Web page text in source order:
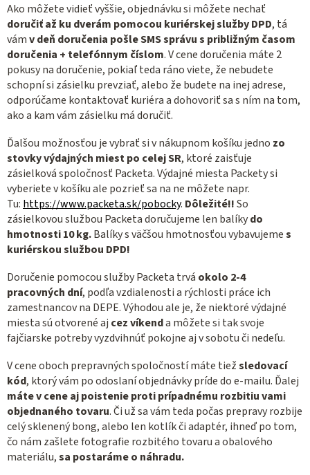
Ako môžete vidieť vyššie, objednávku si môžete nechať
doručiť až ku dverám pomocou kuriérskej služby DPD, tá
vámv deň doručenia pošle SMS správu s približným časom
doručenia + telefónnym číslom. V cene doručenia máte 2
pokusy na doručenie, pokiaľ teda ráno viete, že nebudete
schopní si zásielku prevziať, alebo že budete na inej adrese,
odporúčame kontaktovať kuriéra a dohovoriť sa s ním na tom,
ako a kam vám zásielku má doručiť.
Ďalšou možnosťou je vybrať si v nákupnom košíku jedno zo
stovky výdajných miest po celej SR, ktoré zaisťuje
zásielková spoločnosť Packeta. Výdajné miesta Packety si
vyberiete v košíku ale pozrieť sa na ne môžete napr.
Tu: https://www.packeta.sk/pobocky. Dôležité!!So
zásielkovou službou Packeta doručujeme len balíkydo
hmotnosti 10 kg.Balíky sväčšou hmotnosťou vybavujemes
kuriérskou službou DPD!
Doručenie pomocou služby Packeta trvá okolo 2-4
pracovných dní, podľa vzdialenosti a rýchlosti práce ich
zamestnancov na DEPE. Výhodou ale je, že niektoré výdajné
miesta sú otvorené aj cez víkenda môžete si tak svoje
fajčiarske potreby vyzdvihnúť pokojne aj v sobotu či nedeľu.
V cene oboch prepravných spoločností máte tiežsledovací
kód, ktorý vám po odoslaní objednávky príde do e-mailu. Ďalej
máte v cene aj poistenie proti prípadnému rozbitiu vami
objednaného tovaru. Či už sa vám teda počas prepravy rozbije
celý sklenený bong, alebo len kotlík či adaptér, ihneď po tom,
čo nám zašlete fotografie rozbitého tovaru a obalového
materiálu,sa postaráme o náhradu.